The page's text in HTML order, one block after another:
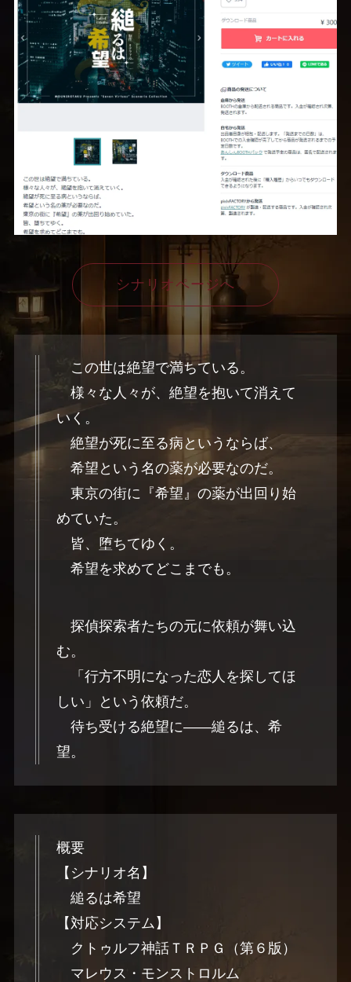
シナリオページへ
この世は絶望で満ちている。
様々な人々が、絶望を抱いて消えて
いく。
絶望が死に至る病というならば、
希望という名の薬が必要なのだ。
東京の街に『希望』の薬が出回り始
めていた。
皆、堕ちてゆく。
希望を求めてどこまでも。
探偵探索者たちの元に依頼が舞い込
む。
「行方不明になった恋人を探してほ
しい」という依頼だ。
待ち受ける絶望に――縋るは、希
望。
概要
【シナリオ名】
縋るは希望
【対応システム】
クトゥルフ神話ＴＲＰＧ（第６版）
マレウス・モンストロルム